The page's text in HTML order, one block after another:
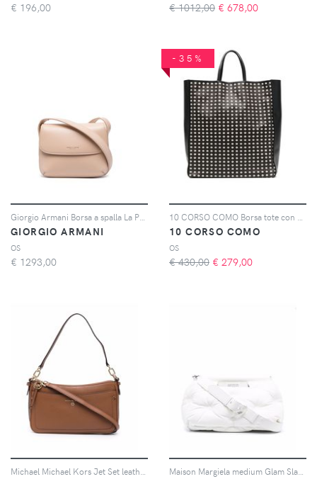
€ 196,00 € 1012,00 € 678,00
GIORGIO ARMANI
OS
€ 1293,00
-35%
10 CORSO COMO
OS
€ 430,00 € 279,00